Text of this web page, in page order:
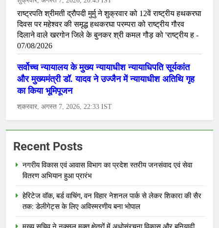
Recent Posts
नगरीय विकास एवं आवास विभाग का प्रदेश स्तरीय जनसंवाद एवं सेवा
वितरण अभियान हुआ प्रारंभ
हेरिटेज वॉक, बर्ड वाचिंग, वन विहार नेशनल पार्क से लेकर शिकारा की सैर
तक: डेलीगेट्स के लिए अविस्मरणीय बना भोपाल